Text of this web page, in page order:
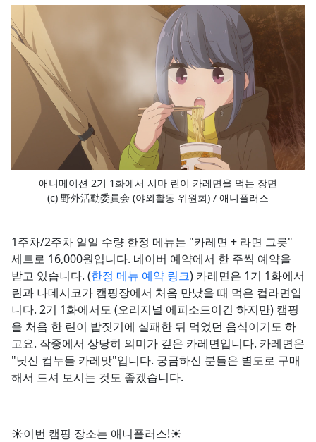
애니메이션 2기 1화에서 시마 린이 카레면을 먹는 장면
(c) 野外活動委員会 (야외활동 위원회) / 애니플러스
1주차/2주차 일일 수량 한정 메뉴는 "카레면 + 라면 그릇"
세트로 16,000원입니다. 네이버 예약에서 한 주씩 예약을
받고 있습니다. (한정 메뉴 예약 링크) 카레면은 1기 1화에서
린과 나데시코가 캠핑장에서 처음 만났을 때 먹은 컵라면입
니다. 2기 1화에서도 (오리지널 에피소드이긴 하지만) 캠핑
을 처음 한 린이 밥짓기에 실패한 뒤 먹었던 음식이기도 하
고요. 작중에서 상당히 의미가 깊은 카레면입니다. 카레면은
"닛신 컵누들 카레맛"입니다. 궁금하신 분들은 별도로 구매
해서 드셔 보시는 것도 좋겠습니다.
☀️이번 캠핑 장소는 애니플러스!☀️